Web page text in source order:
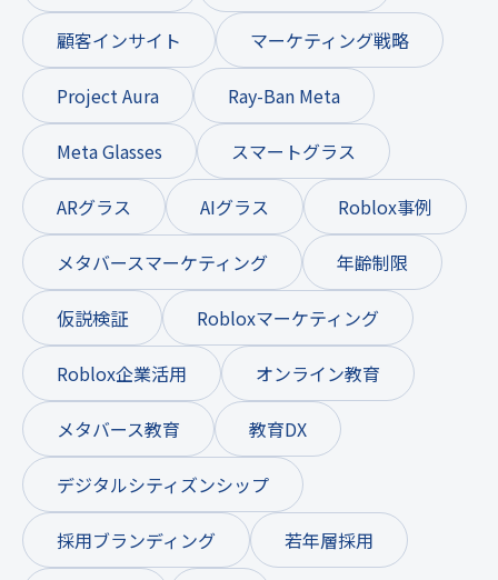
顧客インサイト マーケティング戦略
Project Aura Ray-Ban Meta
Meta Glasses スマートグラス
ARグラス AIグラス Roblox事例
メタバースマーケティング 年齢制限
仮説検証 Robloxマーケティング
Roblox企業活用 オンライン教育
メタバース教育 教育DX
デジタルシティズンシップ
採用ブランディング 若年層採用